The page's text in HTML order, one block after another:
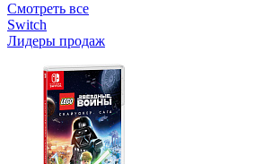
Смотреть все
Switch
Лидеры продаж